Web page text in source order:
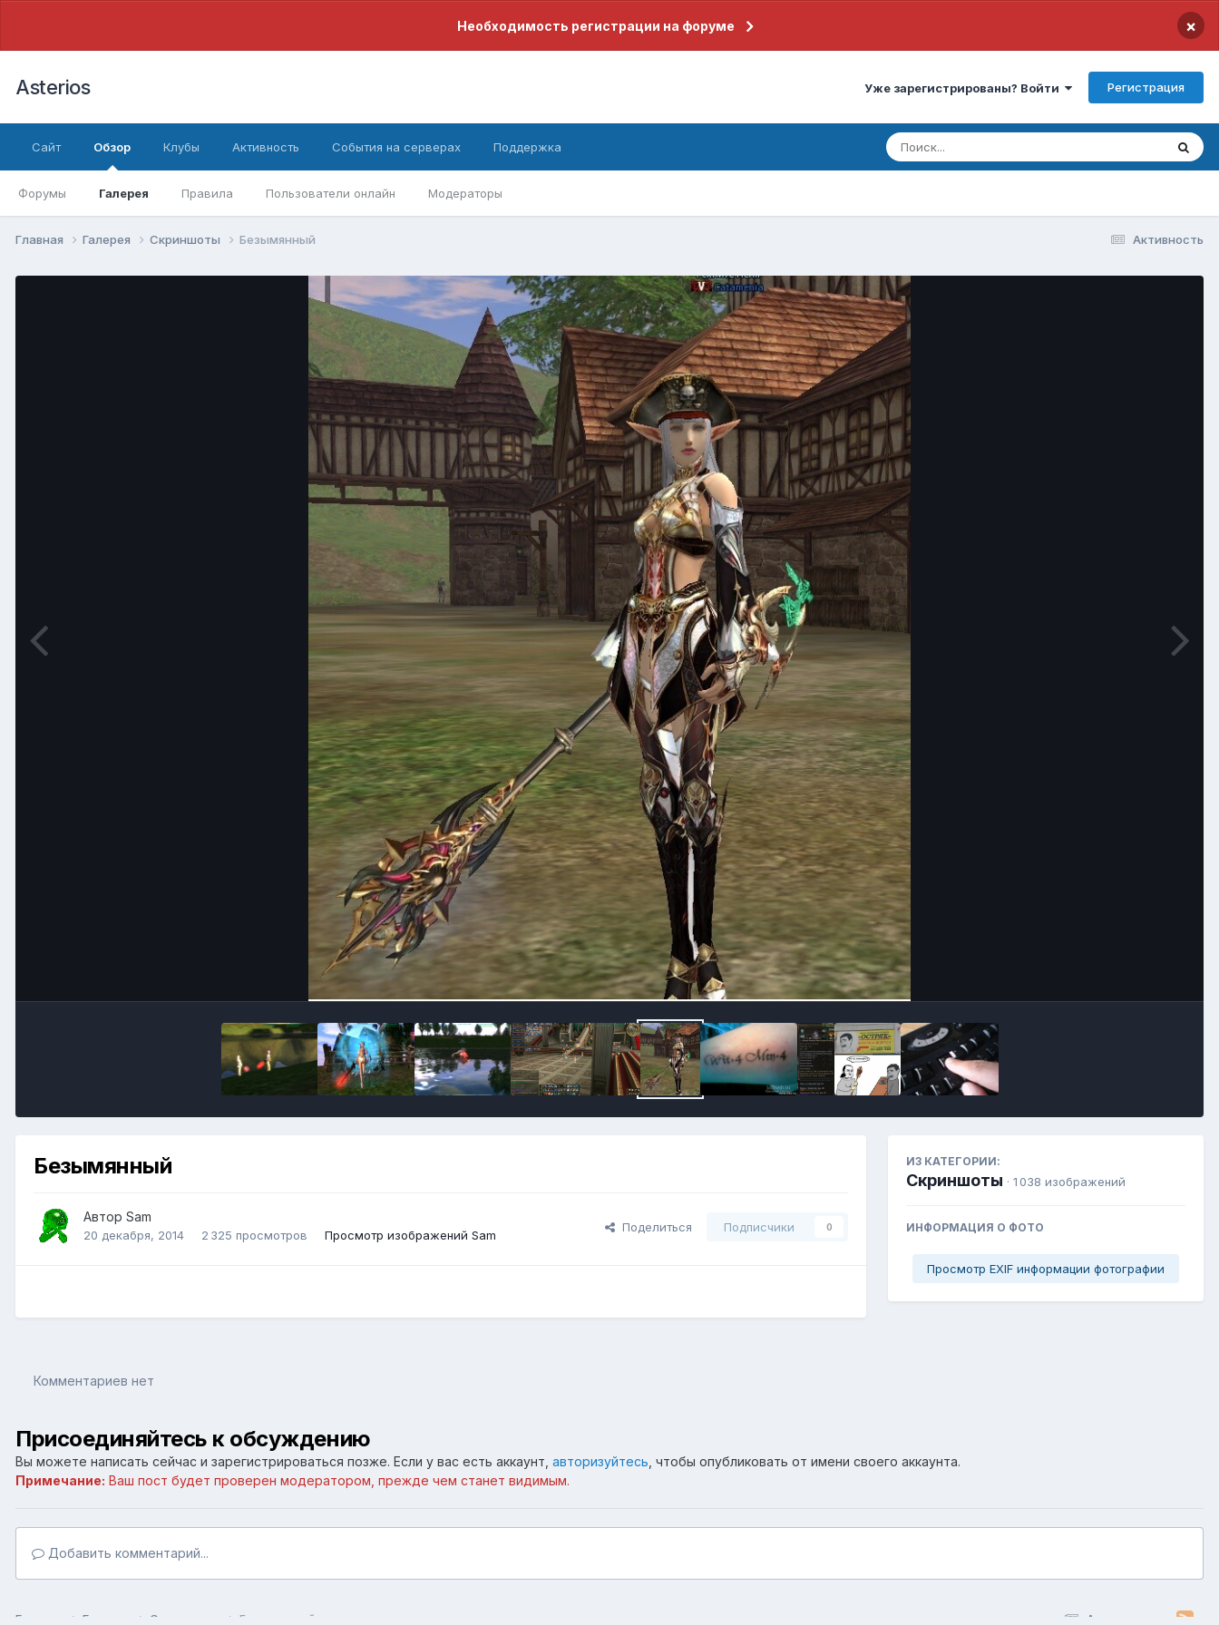
Необходимость регистрации на форуме ×
Asterios Уже зарегистрированы? Войти Регистрация
Сайт Обзор
Форумы Галерея Правила Пользователи онлайн Модераторы
Клубы Активность События на серверах Поддержка
Активность
Главная Галерея Скриншоты Безымянный
Безымянный
Автор Sam
20 декабря, 2014 2 325 просмотров Просмотр изображений Sam
Поделиться Подписчики 0
ИЗ КАТЕГОРИИ:
Скриншоты · 1 038 изображений
ИНФОРМАЦИЯ О ФОТО
Просмотр EXIF информации фотографии
Комментариев нет
Присоединяйтесь к обсуждению
Вы можете написать сейчас и зарегистрироваться позже. Если у вас есть аккаунт, авторизуйтесь , чтобы опубликовать от имени своего аккаунта.
Примечание: Ваш пост будет проверен модератором, прежде чем станет видимым.
Добавить комментарий...
Активность
Главная Галерея Скриншоты Безымянный